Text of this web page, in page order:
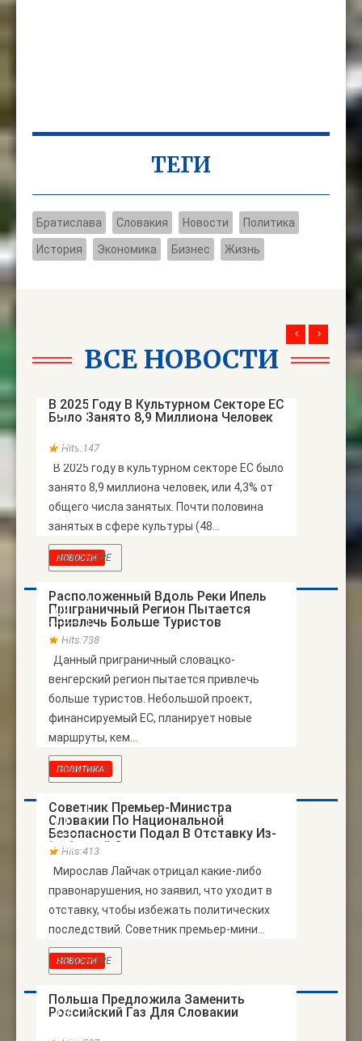
ТЕГИ
Братислава Словакия Новости Политика
История Экономика Бизнес Жизнь
ВСЕ НОВОСТИ
В 2025 Году В Культурном Секторе ЕС
Было Занято 8,9 Миллиона Человек
Hits:147
НОВОСТИ
В 2025 году в культурном секторе ЕС было
занято 8,9 миллиона человек, или 4,3% от
общего числа занятых. Почти половина
занятых в сфере культуры (48...
21
ИЮЛЬ
READ MORE
Расположенный Вдоль Реки Ипель
Приграничный Регион Пытается
Привлечь Больше Туристов
Hits:738
НОВОСТИ
Данный приграничный словацко-
венгерский регион пытается привлечь
больше туристов. Небольшой проект,
финансируемый ЕС, планирует новые
маршруты, кем...
09
АПР
READ MORE
Советник Премьер-Министра
Словакии По Национальной
Безопасности Подал В Отставку Из-
За Связей С…
Hits:413
ПОЛИТИКА
Мирослав Лайчак отрицал какие-либо
правонарушения, но заявил, что уходит в
отставку, чтобы избежать политических
последствий. Советник премьер-мини...
01
ФЕВ
READ MORE
Польша Предложила Заменить
Российский Газ Для Словакии
НОВОСТИ
18
ЯНВ